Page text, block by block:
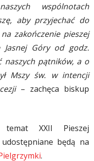
wspólnotach
aby przyjechać do
zakończenie pieszej
Jasnej Góry od godz.
naszych pątników, a o
Mszy św. w intencji
– zachęca biskup
temat XXII Pieszej
będą na
.